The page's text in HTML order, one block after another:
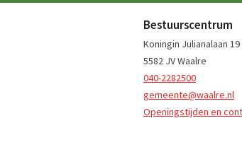
Bestuurscentrum
Koningin Julianalaan 19
5582 JV Waalre
040-2282500
gemeente@waalre.nl
Openingstijden en